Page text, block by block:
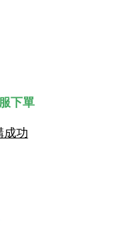
下單
成功